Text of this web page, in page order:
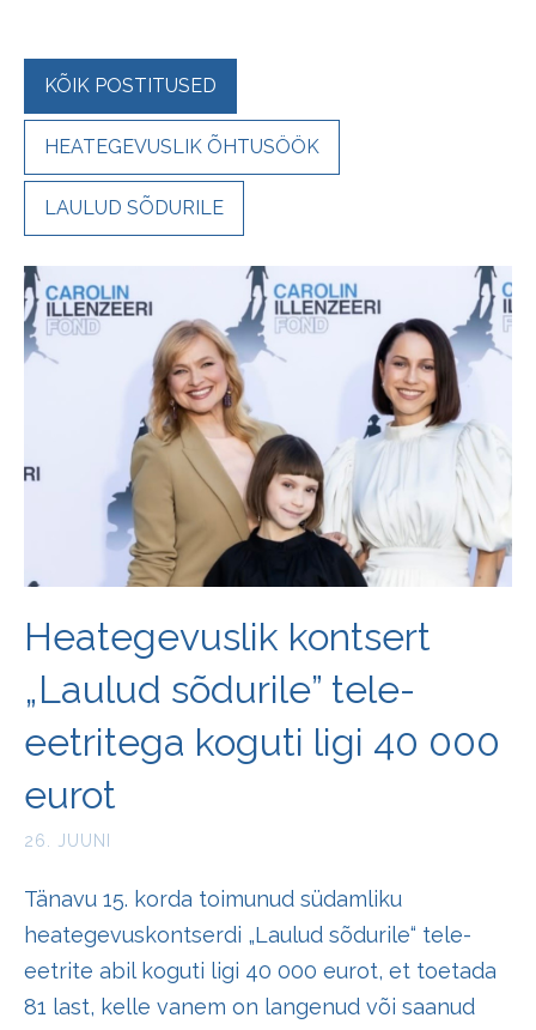
KÕIK POSTITUSED
HEATEGEVUSLIK ÕHTUSÖÖK
LAULUD SÕDURILE
Heategevuslik kontsert
„Laulud sõdurile” tele-
eetritega koguti ligi 40 000
eurot
26. JUUNI
Tänavu 15. korda toimunud südamliku
heategevuskontserdi „Laulud sõdurile“ tele-
eetrite abil koguti ligi 40 000 eurot, et toetada
81 last, kelle vanem on langenud või saanud